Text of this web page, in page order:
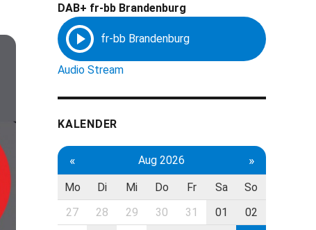
DAB+ fr-bb Brandenburg
Audio Stream
KALENDER
« Aug 2026 »
Mo Di Mi Do Fr Sa
So
27
28 29 30 31 01
02